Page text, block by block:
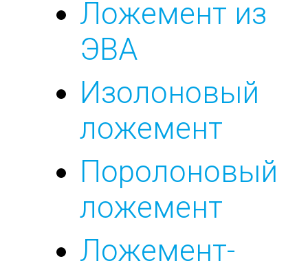
Ложемент из
ЭВА
Изолоновый
ложемент
Поролоновый
ложемент
Ложемент-